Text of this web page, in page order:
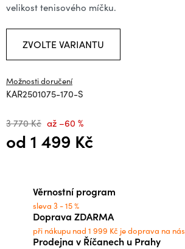
velikost tenisového míčku.
ZVOLTE VARIANTU
Možnosti doručení
KAR2501075-170-S
3 770 Kč až –60 %
od 1 499 Kč
Věrnostní program
sleva 3 - 15 %
Doprava ZDARMA
při nákupu nad 1 999 Kč je doprava na nás
Prodejna v Říčanech u Prahy